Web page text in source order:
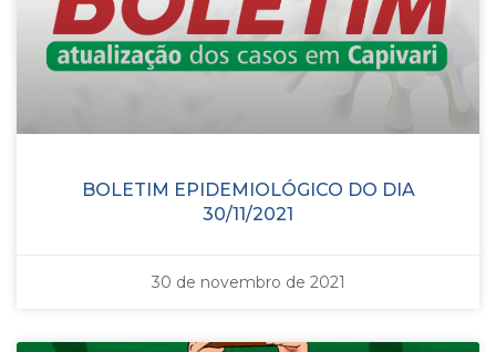
BOLETIM EPIDEMIOLÓGICO DO DIA
30/11/2021
30 de novembro de 2021